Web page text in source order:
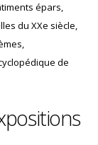
épars,
du XXe siècle,
de